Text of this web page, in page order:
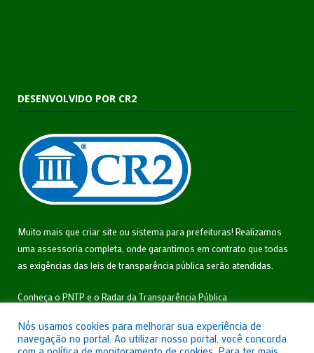
DESENVOLVIDO POR CR2
Muito mais que criar site ou sistema para prefeituras! Realizamos
uma assessoria completa, onde garantimos em contrato que todas
as exigências das leis de transparência pública serão atendidas.
Conheça o PNTP e o Radar da Transparência Pública
Nós usamos cookies para melhorar sua experiência de
navegação no portal. Ao utilizar nosso portal, você concorda